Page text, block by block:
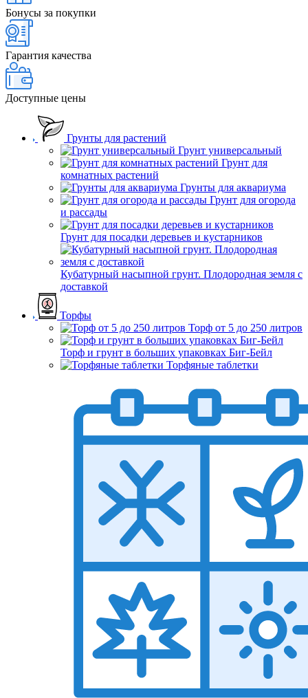
Бонусы за покупки
Гарантия качества
Доступные цены
Грунты для растений
Грунт универсальный
Грунт для
комнатных растений
Грунты для аквариума
Грунт для огорода
и рассады
Грунт для посадки деревьев и кустарников
Кубатурный насыпной грунт. Плодородная земля с
доставкой
Торфы
Торф от 5 до 250 литров
Торф и грунт в больших упаковках Биг-Бейл
Торфяные таблетки